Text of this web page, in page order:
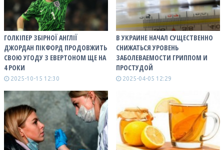
ГОЛКІПЕР ЗБІРНОЇ АНГЛІЇ
ДЖОРДАН ПІКФОРД ПРОДОВЖИТЬ
СВОЮ УГОДУ З ЕВЕРТОНОМ ЩЕ НА
4 РОКИ
2025-10-15 12:30
В УКРАИНЕ НАЧАЛ СУЩЕСТВЕННО
СНИЖАТЬСЯ УРОВЕНЬ
ЗАБОЛЕВАЕМОСТИ ГРИППОМ И
ПРОСТУДОЙ
2025-04-05 12:29